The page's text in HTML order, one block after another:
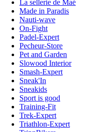
La sellerie de Maé
Made in Paradis
Nauti-wave
On-Fight
Padel-Expert
Pecheur-Store
Pet and Garden
Slowood Interior
Smash-Expert
Sneak'In
Sneakids
Sport is good
Training-Fit
Trek-Expert
Triathlon-Expert